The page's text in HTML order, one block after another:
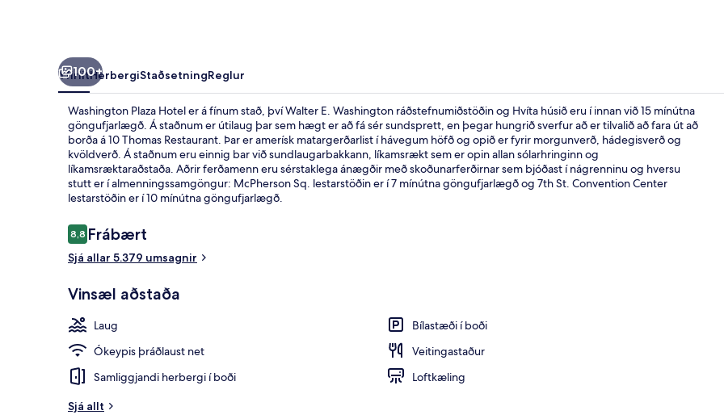
100+
YfirlitHerbergiStaðsetningReglur
Washington Plaza Hotel er á fínum stað, því Walter E. Washington ráðstefnumiðstöðin og Hvíta húsið eru í innan við 15 mínútna
göngufjarlægð. Á staðnum er útilaug þar sem hægt er að fá sér sundsprett, en þegar hungrið sverfur að er tilvalið að fara út að
borða á 10 Thomas Restaurant. Þar er amerísk matargerðarlist í hávegum höfð og opið er fyrir morgunverð, hádegisverð og
kvöldverð. Á staðnum eru einnig bar við sundlaugarbakkann, líkamsrækt sem er opin allan sólarhringinn og
líkamsræktaraðstaða. Aðrir ferðamenn eru sérstaklega ánægðir með skoðunarferðirnar sem bjóðast í nágrenninu og hversu
stutt er í almenningssamgöngur: McPherson Sq. lestarstöðin er í 7 mínútna göngufjarlægð og 7th St. Convention Center
lestarstöðin er í 10 mínútna göngufjarlægð.
Umsagnir
8,88,8 af 10
Frábært
Sjá allar 5.379 umsagnir
Vinsæl aðstaða
Laug
Bílastæði í boði
Ókeypis þráðlaust net
Veitingastaður
Samliggjandi herbergi í boði
Loftkæling
Sjá allt